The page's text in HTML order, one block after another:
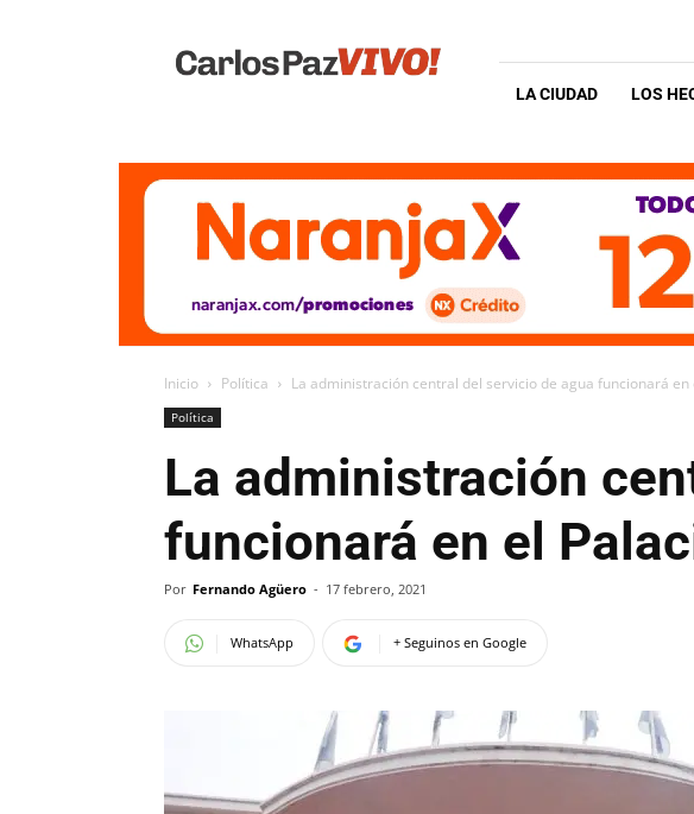
Vivo
LA CIUDAD LOS
Inicio Política La administración central del servicio de agua funcionará en
Política
La administración
funcionará en el
Por Fernando Agüero - 17 febrero, 2021
WhatsApp + Seguinos en Google